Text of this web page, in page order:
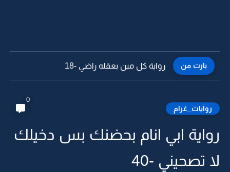
بارت من رواية كل مين بعقله راضي -18
روايات_غرام
0
رواية ابي انام بحضنك بس دخيلك
لا تصحيني -40